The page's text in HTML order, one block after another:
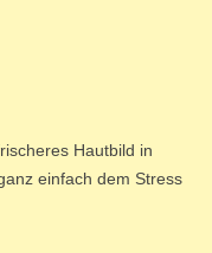
Hautbild in
einfach dem Stress